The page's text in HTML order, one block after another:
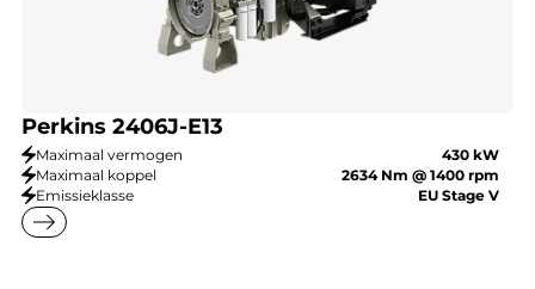
Perkins 2406J-E13
Maximaal vermogen
430 kW
Maximaal koppel
2634 Nm @ 1400 rpm
Emissieklasse
EU Stage V
east